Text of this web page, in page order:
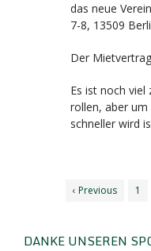
das neue
7-8, 13509
Der
Es ist noch viel
rollen, aber
schneller wird
‹ Previous 1
DANKE UNSEREN